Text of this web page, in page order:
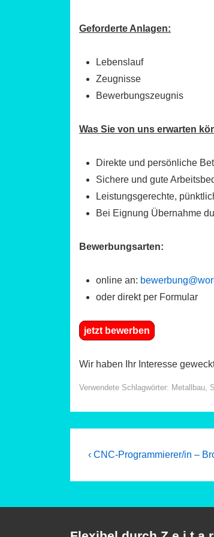
Geforderte Anlagen:
Lebenslauf
Zeugnisse
Bewerbungszeugnis
Was Sie von uns erwarten
Direkte und persönliche
Sichere und gute
Leistungsgerechte,
Bei Eignung Übernahme
Bewerbungsarten:
online an:
oder direkt per Formular
jetzt bewerben
Wir haben Ihr Interesse
Verwendete Schlagwörter: Metallbau
Previous
‹ CNC-Programmierer/in –